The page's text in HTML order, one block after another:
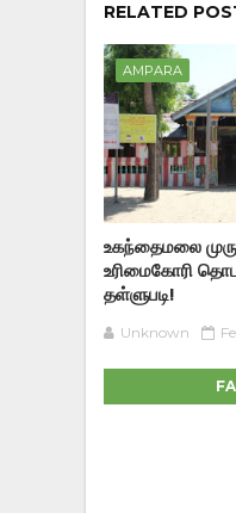
RELATED
AMPARA
உகந்தைமலை
உரிமைகோரி
தள்ளுபடி!
Unknown